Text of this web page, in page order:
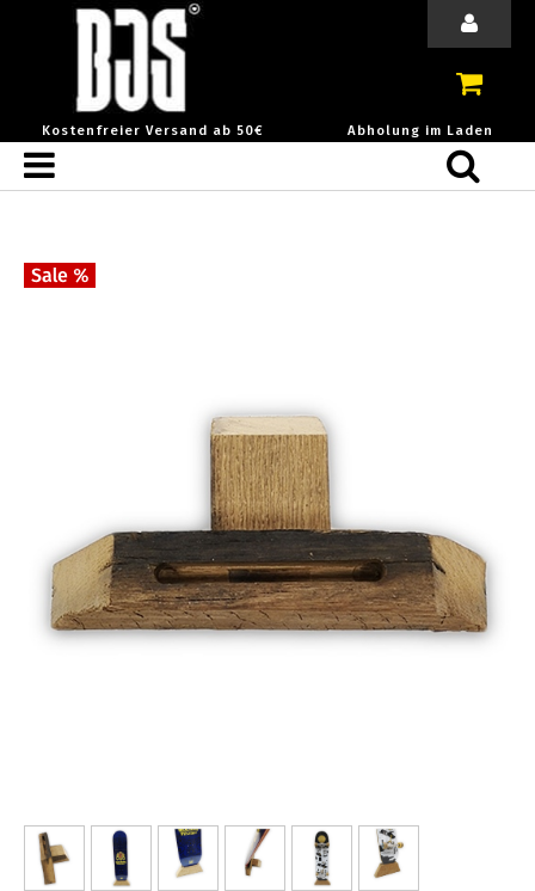
Kostenfreier Versand ab 50€ Abholung im Laden